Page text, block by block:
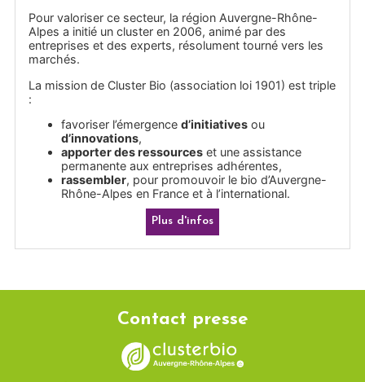
Pour valoriser ce secteur, la région Auvergne-Rhône-
Alpes a initié un cluster en 2006, animé par des
entreprises et des experts, résolument tourné vers les
marchés.
La mission de Cluster Bio (association loi 1901) est triple
:
favoriser l’émergence d’initiatives ou
d’innovations,
apporter des ressources et une assistance
permanente aux entreprises adhérentes,
rassembler, pour promouvoir le bio d’Auvergne-
Rhône-Alpes en France et à l’international.
Plus d'infos
Contact presse